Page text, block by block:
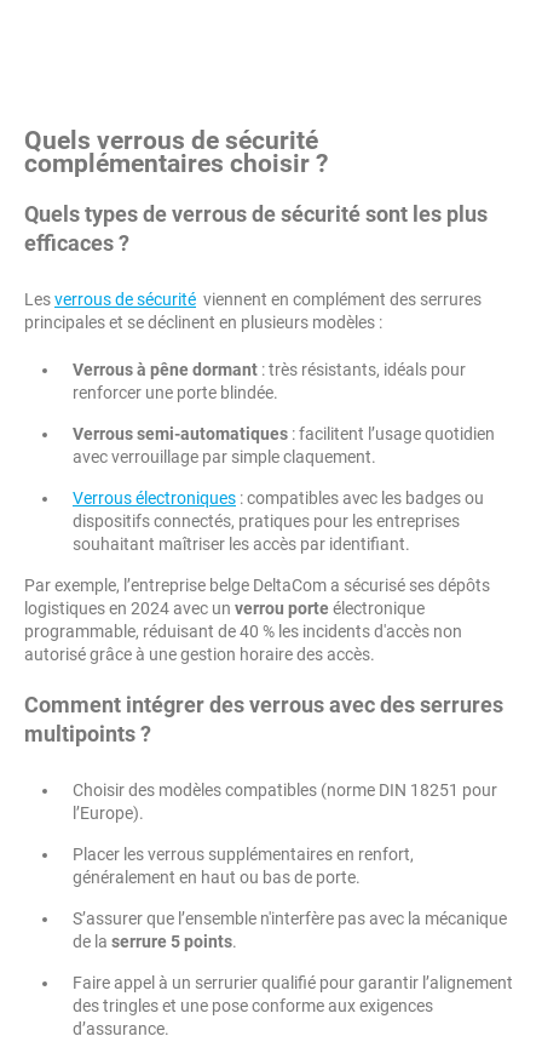
Quels verrous de sécurité
complémentaires choisir ?
Quels types de verrous de sécurité sont les plus
efficaces ?
Lesverrous de sécurité viennent en complément des serrures
principales et se déclinent en plusieurs modèles :
Verrous à pêne dormant : très résistants, idéals pour
renforcer une porte blindée.
Verrous semi-automatiques : facilitent l’usage quotidien
avec verrouillage par simple claquement.
Verrous électroniques : compatibles avec les badges ou
dispositifs connectés, pratiques pour les entreprises
souhaitant maîtriser les accès par identifiant.
Par exemple, l’entreprise belge DeltaCom a sécurisé ses dépôts
logistiques en 2024 avec un verrou porteélectronique
programmable, réduisant de 40 % les incidents d'accès non
autorisé grâce à une gestion horaire des accès.
Comment intégrer des verrous avec des serrures
multipoints ?
Choisir des modèles compatibles (norme DIN 18251 pour
l’Europe).
Placer les verrous supplémentaires en renfort,
généralement en haut ou bas de porte.
S’assurer que l’ensemble n'interfère pas avec la mécanique
de la serrure 5 points.
Faire appel à un serrurier qualifié pour garantir l’alignement
des tringles et une pose conforme aux exigences
d’assurance.